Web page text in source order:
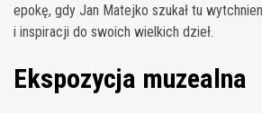
epokę, gdy Jan Matejko szukał tu
i inspiracji do swoich wielkich dzieł.
Ekspozycja muzealna